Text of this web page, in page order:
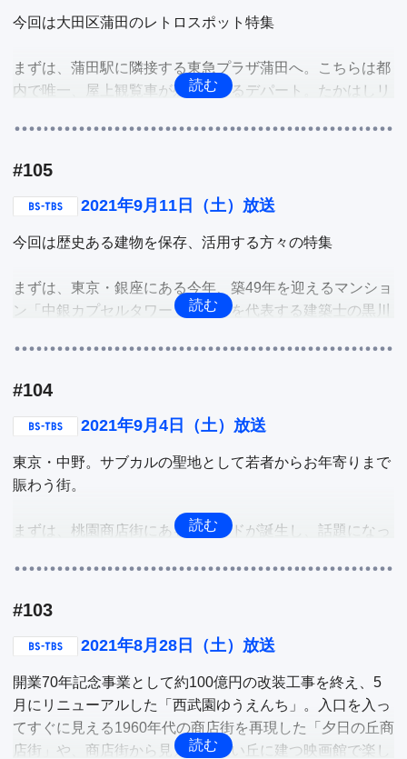
でしょう？
他
生き物たちをデジタル化した体験型施設。そこで、濱村リ
他
今回は大田区蒲田のレトロスポット特集
まずは、蒲田駅に隣接する東急プラザ蒲田へ。こちらは都
内で唯一、屋上観覧車が残っているデパート。たかはしリ
観光地にもなっている「須山文具店」。蒲田で70年以上続
く文具店ですが、その理由は店主が集めたコレクションな
資料館のようなその貴重な品々をご紹介。
続いては、蒲田駅から徒歩3分、北海道出身のオーナーこ
だわりの野菜と数十種類のスパイスを使った絶品の本格カ
飾が施され、ノスタルジックな世界観に包まれた銭湯の
「はすぬま温泉」。代々銭湯を営む四代目オーナーの思い
とこだわりの数々を深掘り。
他
#105
2021年9月11日（土）放送
今回は歴史ある建物を保存、活用する方々の特集
まずは、東京・銀座にある今年、築49年を迎えるマンショ
ン「中銀カプセルタワー」。日本を代表する建築士の黒川
マンションを守ろうとするプロジェクトが立ち上がってい
り。
は国の登録有形文化財となった歴史的建造物の「堀ビル」
が、改修しシェアオフィス「GOOD OFFICE 新橋」として
生まれ変わった、今さまざまなメディアから注目される建
物。そのシェアオフィスをいろいろな角度から深掘り。
#104
2021年9月4日（土）放送
東京・中野。サブカルの聖地として若者からお年寄りまで
賑わう街。
まずは、桃園商店街にあるブランドが誕生し、話題になっ
売した「モモゾノクラフト」。桃のエキスを使ったコーラ
の。そのシロップを深掘り。
プンした体験型宿泊施設「Holy House」。施設内がカラク
リ屋敷になっていて、子供だけでなく大人も楽しめる空
間。その魅力を三田寺リポーターが体験。
#103
2021年8月28日（土）放送
開業70年記念事業として約100億円の改装工事を終え、5
月にリニューアルした「西武園ゆうえんち」。入口を入っ
てすぐに見える1960年代の商店街を再現した「夕日の丘商
店街」や、商店街から見える小高い丘に建つ映画館で楽し